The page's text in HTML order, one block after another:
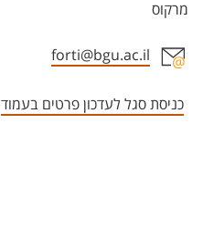
מרקוס
forti@bgu.ac.il
כניסת סגל לעדכון פרטים בעמוד